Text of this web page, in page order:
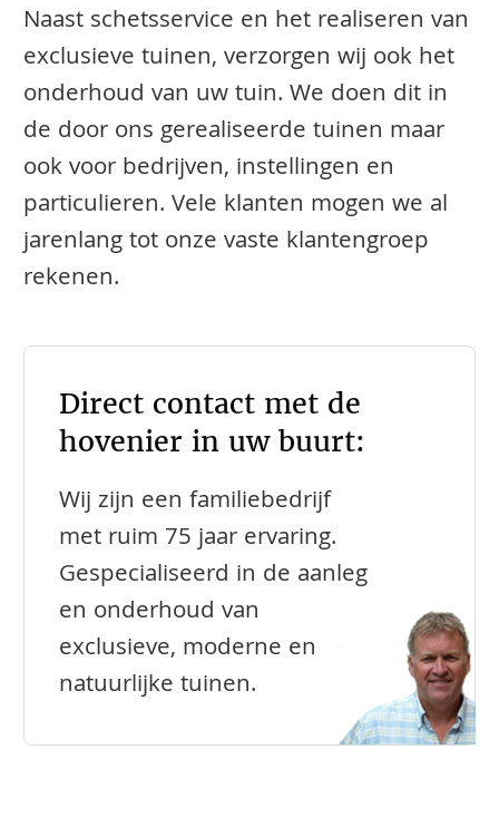
Naast schetsservice en het realiseren van
exclusieve tuinen, verzorgen wij ook het
onderhoud van uw tuin. We doen dit in
de door ons gerealiseerde tuinen maar
ook voor bedrijven, instellingen en
particulieren. Vele klanten mogen we al
jarenlang tot onze vaste klantengroep
rekenen.
Direct contact met de
hovenier in uw buurt:
Wij zijn een familiebedrijf
met ruim 75 jaar ervaring.
Gespecialiseerd in de aanleg
en onderhoud van
exclusieve, moderne en
natuurlijke tuinen.